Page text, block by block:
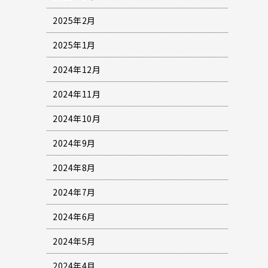
2025年2月
2025年1月
2024年12月
2024年11月
2024年10月
2024年9月
2024年8月
2024年7月
2024年6月
2024年5月